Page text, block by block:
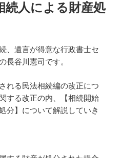
続人による財産処
、遺言が得意な行政書士セ
長谷川憲司です。
れる民法相続編の改正につ
する改正の内、【相続開始
分】について解説していき